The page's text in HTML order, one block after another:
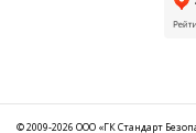
© 2009-2026 ООО «ГК Стандарт